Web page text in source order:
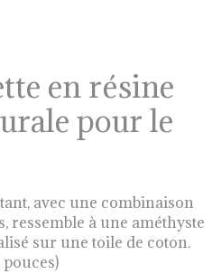
en résine
pour le
avec une combinaison
ressemble à une améthyste
sur une toile de coton.